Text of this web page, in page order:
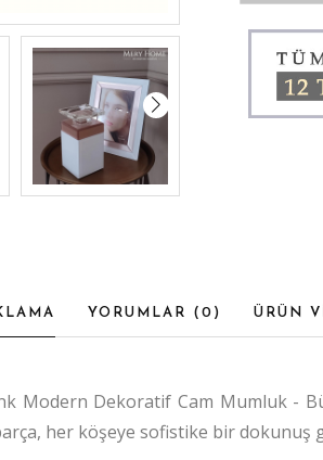
YORUMLAR ( 0 ) ÜRÜN
Modern Dekoratif Cam Mumluk -
her köşeye sofistike bir dokunuş